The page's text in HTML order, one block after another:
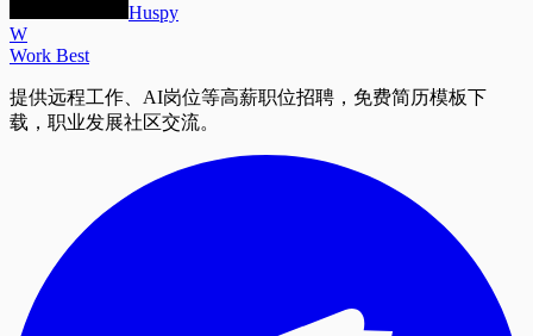
Huspy
W
Work Best
提供远程工作、AI岗位等高薪职位招聘，免费简历模板下
载，职业发展社区交流。